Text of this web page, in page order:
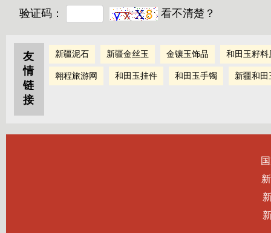
验证码： 看不清楚？
友
情
链
接
新疆泥石 新疆金丝玉 金镶玉饰品 和田玉籽料
翱程旅游网 和田玉挂件 和田玉手镯 新疆和田